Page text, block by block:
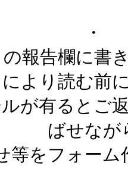
・
報告欄に書
より読む前
が有るとご
ばせなが
等をフォー